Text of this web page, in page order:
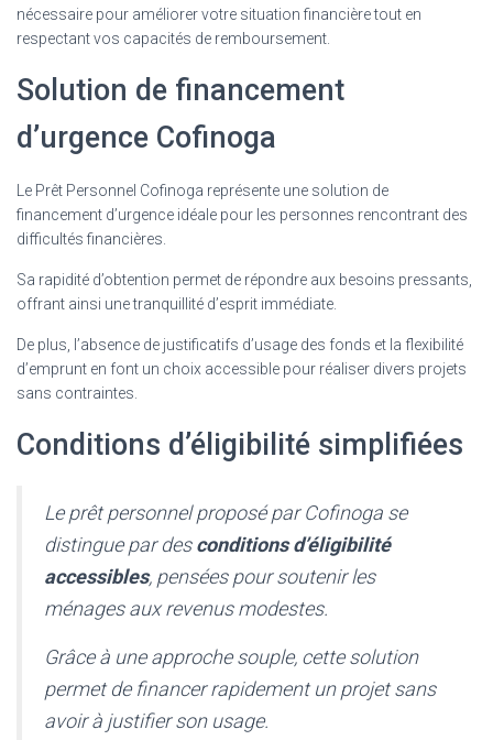
nécessaire pour améliorer votre situation financière tout en
respectant vos capacités de remboursement.
Solution de financement
d’urgence Cofinoga
Le Prêt Personnel Cofinoga représente une solution de
financement d’urgence idéale pour les personnes rencontrant des
difficultés financières.
Sa rapidité d’obtention permet de répondre aux besoins pressants,
offrant ainsi une tranquillité d’esprit immédiate.
De plus, l’absence de justificatifs d’usage des fonds et la flexibilité
d’emprunt en font un choix accessible pour réaliser divers projets
sans contraintes.
Conditions d’éligibilité simplifiées
Le prêt personnel proposé par Cofinoga se
distingue par desconditions d’éligibilité
accessibles, pensées pour soutenir les
ménages aux revenus modestes.
Grâce à une approche souple, cette solution
permet de financer rapidement un projet sans
avoir à justifier son usage.